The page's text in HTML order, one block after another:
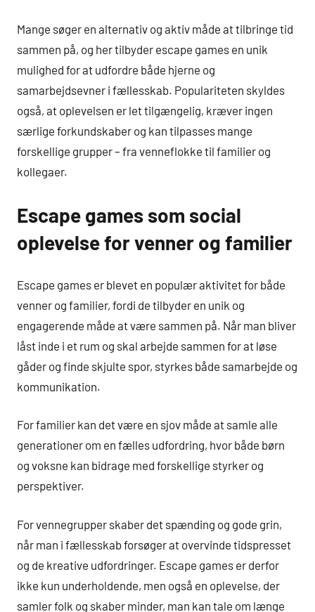
Mange søger en alternativ og aktiv måde at tilbringe tid
sammen på, og her tilbyder escape games en unik
mulighed for at udfordre både hjerne og
samarbejdsevner i fællesskab. Populariteten skyldes
også, at oplevelsen er let tilgængelig, kræver ingen
særlige forkundskaber og kan tilpasses mange
forskellige grupper – fra venneflokke til familier og
kollegaer.
Escape games som social
oplevelse for venner og familier
Escape games er blevet en populær aktivitet for både
venner og familier, fordi de tilbyder en unik og
engagerende måde at være sammen på. Når man bliver
låst inde i et rum og skal arbejde sammen for at løse
gåder og finde skjulte spor, styrkes både samarbejde og
kommunikation.
For familier kan det være en sjov måde at samle alle
generationer om en fælles udfordring, hvor både børn
og voksne kan bidrage med forskellige styrker og
perspektiver.
For vennegrupper skaber det spænding og gode grin,
når man i fællesskab forsøger at overvinde tidspresset
og de kreative udfordringer. Escape games er derfor
ikke kun underholdende, men også en oplevelse, der
samler folk og skaber minder, man kan tale om længe